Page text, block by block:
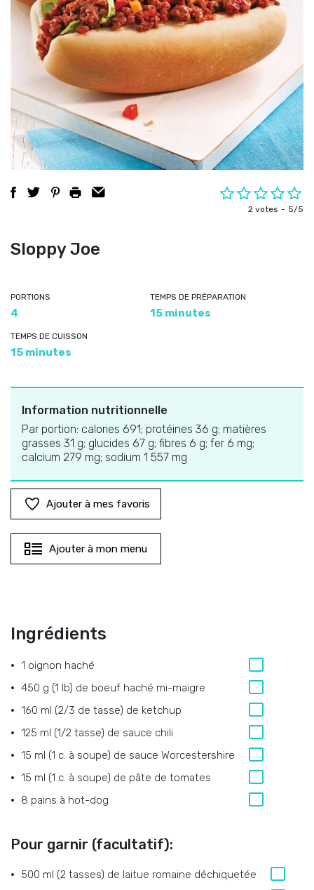
2 votes 5/5
Sloppy Joe
PORTIONS
4
TEMPS DE PRÉPARATION
15 minutes
TEMPS DE CUISSON
15 minutes
Information nutritionnelle
Par portion: calories 691; protéines 36 g; matières
grasses 31 g; glucides 67 g; fibres 6 g; fer 6 mg;
calcium 279 mg; sodium 1 557 mg
Ajouter à mes favoris
Ajouter à mon menu
Ingrédients
1 oignon haché
450 g (1 lb) de boeuf haché mi-maigre
160 ml (2/3 de tasse) de ketchup
125 ml (1/2 tasse) de sauce chili
15 ml (1 c. à soupe) de sauce Worcestershire
15 ml (1 c. à soupe) de pâte de tomates
8 pains à hot-dog
Pour garnir (facultatif):
500 ml (2 tasses) de laitue romaine déchiquetée